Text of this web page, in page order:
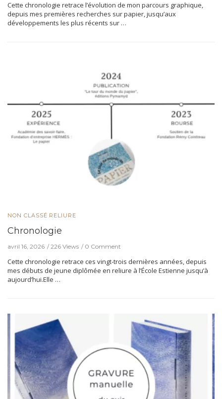
Cette chronologie retrace l’évolution de mon parcours graphique,
depuis mes premières recherches sur papier, jusqu’aux
développements les plus récents sur …
NON CLASSÉ RELIURE
Chronologie
avril 16, 2026 226 Views 0 Comment
Cette chronologie retrace ces vingt-trois dernières années, depuis
mes débuts de jeune diplômée en reliure à l’École Estienne jusqu’à
aujourd’hui.Elle …